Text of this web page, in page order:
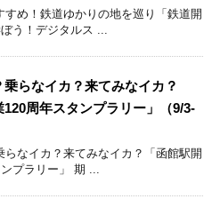
すめ！鉄道ゆかりの地を巡り「鉄道開
う！デジタルス ...
らなイカ？来てみなイカ？
120周年スタンプラリー」（9/3-
らなイカ？来てみなイカ？「函館駅開
プラリー」 期 ...